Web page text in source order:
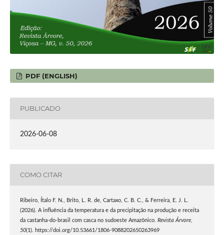
PDF (ENGLISH)
PUBLICADO
2026-06-08
COMO CITAR
Ribeiro, Ítalo F. N., Brito, L. R. de, Cartaxo, C. B. C., & Ferreira, E. J. L.
(2026). A influência da temperatura e da precipitação na produção e receita
da castanha-do-brasil com casca no sudoeste Amazônico. Revista Árvore,
50(1). https://doi.org/10.53661/1806-9088202650263969